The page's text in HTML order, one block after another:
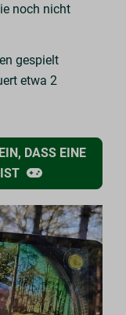
noch nicht
gespielt
etwa 2
DASS EINE